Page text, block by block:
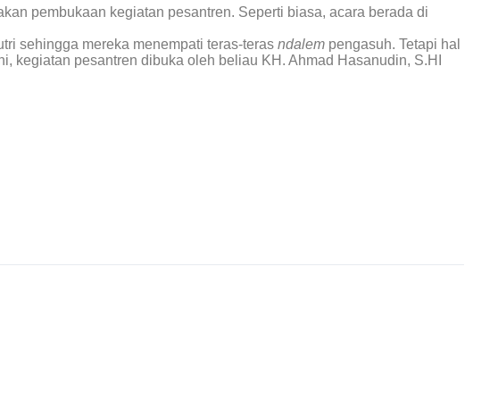
pembukaan kegiatan pesantren. Seperti biasa, acara berada di
sehingga mereka menempati teras-teras ndalem pengasuh. Tetapi hal
kegiatan pesantren dibuka oleh beliau KH. Ahmad Hasanudin, S.HI